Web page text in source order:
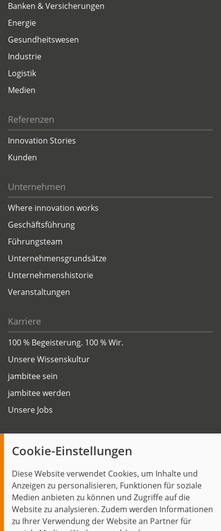
Cookie-Einstellungen
Diese Website verwendet Cookies, um Inhalte und
Anzeigen zu personalisieren, Funktionen für soziale
Medien anbieten zu können und Zugriffe auf die
Website zu analysieren. Zudem werden Informationen
zu Ihrer Verwendung der Website an Partner für
Banken & Versicherungen
Energie
Gesundheitswesen
Industrie
Logistik
Medien
Referenzen
Innovation Stories
Kunden
Unternehmen
Where innovation works
Geschäftsführung
Führungsteam
Unternehmensgrundsätze
Unternehmenshistorie
Veranstaltungen
Karriere
100 % Begeisterung. 100 % Wir.
Unsere Wissenskultur
jambitee sein
jambitee werden
Unsere Jobs
Themen im Fokus
Events